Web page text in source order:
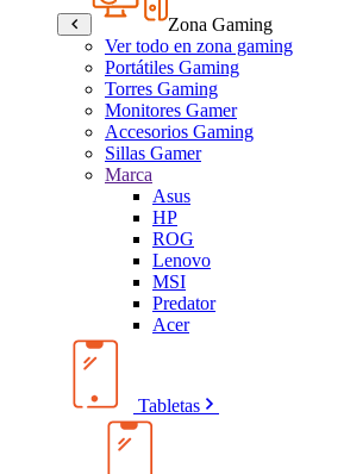
Zona Gaming
Ver todo en zona gaming
Portátiles Gaming
Torres Gaming
Monitores Gamer
Accesorios Gaming
Sillas Gamer
Marca
Asus
HP
ROG
Lenovo
MSI
Predator
Acer
Tabletas